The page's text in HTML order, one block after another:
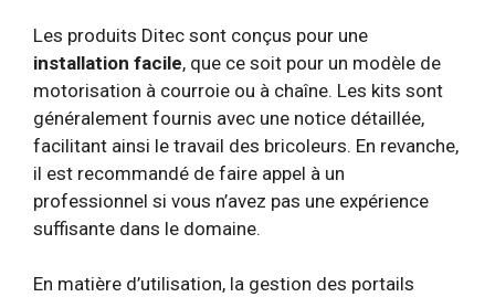
Les produits Ditec sont conçus pour une
installation facile, que ce soit pour un modèle de
motorisation à courroie ou à chaîne. Les kits sont
généralement fournis avec une notice détaillée,
facilitant ainsi le travail des bricoleurs. En revanche,
il est recommandé de faire appel à un
professionnel si vous n’avez pas une expérience
suffisante dans le domaine.
En matière d’utilisation, la gestion des portails